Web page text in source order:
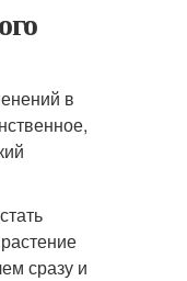
в
сразу и